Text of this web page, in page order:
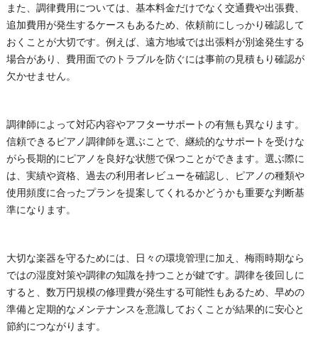
また、調律費用については、基本料金だけでなく交通費や出張費、
追加費用が発生するケースもあるため、依頼前にしっかり確認して
おくことが大切です。例えば、遠方地域では出張料が別途発生する
場合があり、費用面でのトラブルを防ぐには事前の見積もり確認が
欠かせません。
調律師によって対応内容やアフターサポートの有無も異なります。
信頼できるピアノ調律師を選ぶことで、継続的なサポートを受けな
がら長期的にピアノを良好な状態で保つことができます。選ぶ際に
は、実績や資格、過去の利用者レビューを確認し、ピアノの種類や
使用頻度に合ったプランを提案してくれるかどうかも重要な判断基
準になります。
大切な楽器を守るためには、日々の環境管理に加え、梅雨時期なら
ではの湿度対策や調律の知識を持つことが鍵です。調律を後回しに
すると、数万円規模の修理費が発生する可能性もあるため、早めの
準備と定期的なメンテナンスを意識しておくことが結果的に安心と
節約につながります。